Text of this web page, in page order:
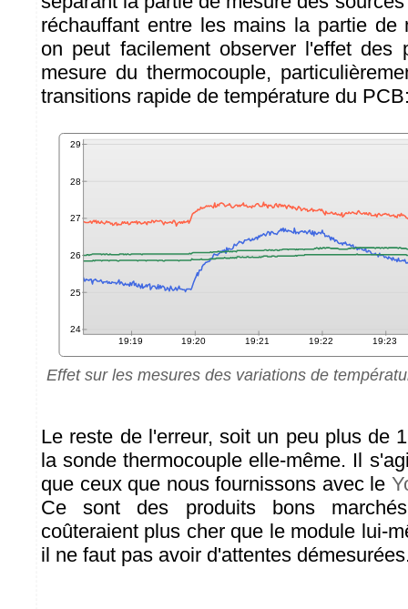
réchauffant entre les mains la partie de
on peut facilement observer l'effet des
mesure du thermocouple,
transitions rapide de température du
Effet sur les mesures des variations de
Le reste de l'erreur, soit un peu plus de
la sonde thermocouple elle-même. Il
que ceux que nous fournissons avec le
Ce sont des produits bons
coûteraient plus cher que le module lui-
il ne faut pas avoir d'attentes